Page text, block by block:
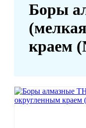
Боры
краем